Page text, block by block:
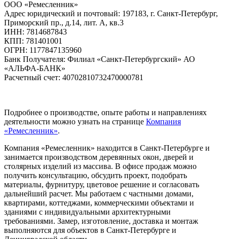
ООО «Ремесленник»
Адрес юридический и почтовый: 197183, г. Санкт-Петербург,
Приморский пр., д.14, лит. А, кв.3
ИНН: 7814687843
КПП: 781401001
ОГРН: 1177847135960
Банк Получателя: Филиал «Санкт-Петербургский» АО
«АЛЬФА-БАНК»
Расчетный счет: 40702810732470000781
Подробнее о производстве, опыте работы и направлениях
деятельности можно узнать на странице Компания
«Ремесленник».
Компания «Ремесленник» находится в Санкт-Петербурге и
занимается производством деревянных окон, дверей и
столярных изделий из массива. В офисе продаж можно
получить консультацию, обсудить проект, подобрать
материалы, фурнитуру, цветовое решение и согласовать
дальнейший расчет. Мы работаем с частными домами,
квартирами, коттеджами, коммерческими объектами и
зданиями с индивидуальными архитектурными
требованиями. Замер, изготовление, доставка и монтаж
выполняются для объектов в Санкт-Петербурге и